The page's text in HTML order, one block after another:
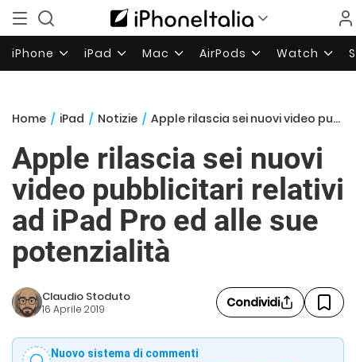
iPhone iPad Mac AirPods Watch
Home / iPad / Notizie / Apple rilascia sei nuovi video pubblicitari relativi ad iPad Pro ed alle sue potenzialità
Apple rilascia sei nuovi
video pubblicitari relativi
ad iPad Pro ed alle sue
potenzialità
Claudio Stoduto
16 Aprile 2019 Condividi
Nuovo sistema di commenti